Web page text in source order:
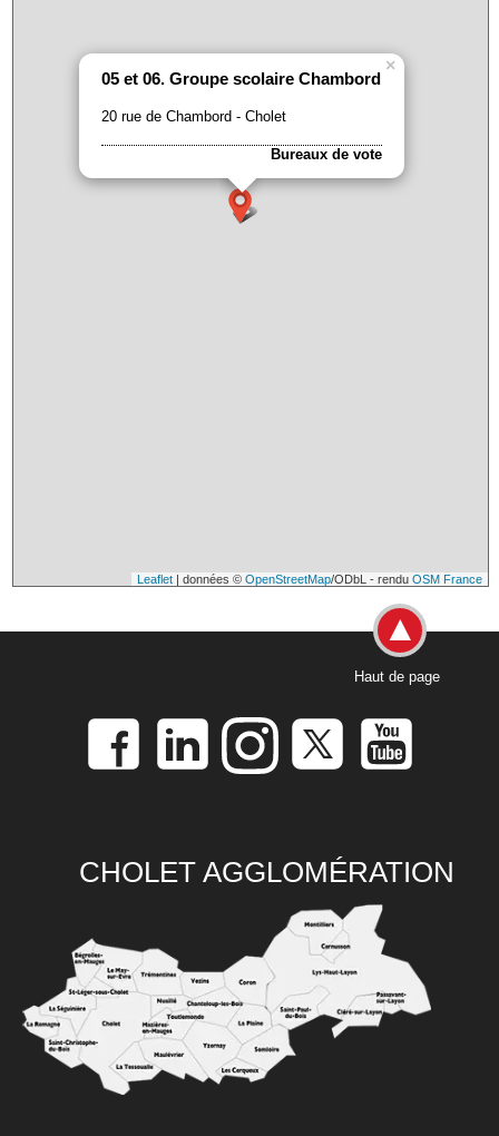
05 et 06. Groupe scolaire Chambord
20 rue de Chambord - Cholet
Bureaux de vote
×
Leaflet| données © OpenStreetMap/ODbL - rendu OSM France
Haut de page
CHOLET AGGLOMÉRATION